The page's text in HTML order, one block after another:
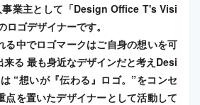
業主として「Design Office T's Visi
ゴデザイナーです。
る中でロゴマークはご自身の想いを可
る 最も身近なデザインだと考えDesi
“想いが『伝わる』ロゴ。”​ をコンセ
点を置いたデザイナーとして活動して